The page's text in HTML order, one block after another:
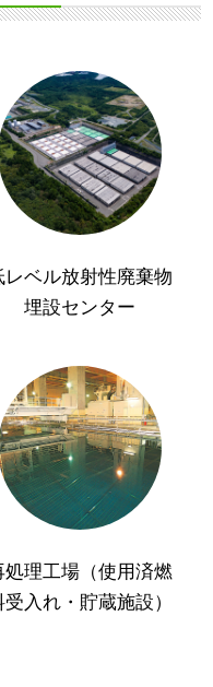
レベル放射性廃棄物
埋設センター
処理工場（使用済燃
受入れ・貯蔵施設）